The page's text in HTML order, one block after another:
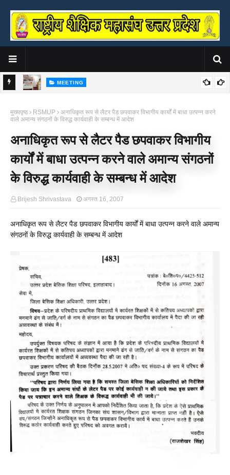
MEETING
मुख्यपृष्ठ RSMUP
अनाधिकृत रूप से लैटर पैड छपवाकर विभागीय कार्यों में बाधा उत्पन्न करने
वाले अमान्य संगठनों के विरुद्ध कार्यवाही के सम्बन्ध में आदेश
अनाधिकृत रूप से लैटर पैड छपवाकर विभागीय
कार्यों में बाधा उत्पन्न करने वाले अमान्य संगठनों
के विरुद्ध कार्यवाही के सम्बन्ध में आदेश
Brijesh Shrivastava अगस्त 16, 2007
अनाधिकृत रूप से लैटर पैड छपवाकर विभागीय कार्यों में बाधा उत्पन्न करने वाले अमान्य
संगठनों के विरुद्ध कार्यवाही के सम्बन्ध में आदेश